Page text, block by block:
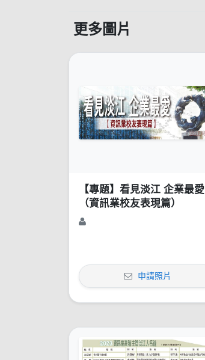
更多圖片
【專題】看見淡江 企業最愛
（資訊業校友表現篇）
申請照片